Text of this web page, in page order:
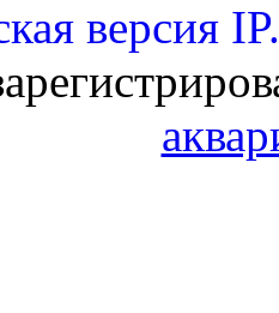
версия